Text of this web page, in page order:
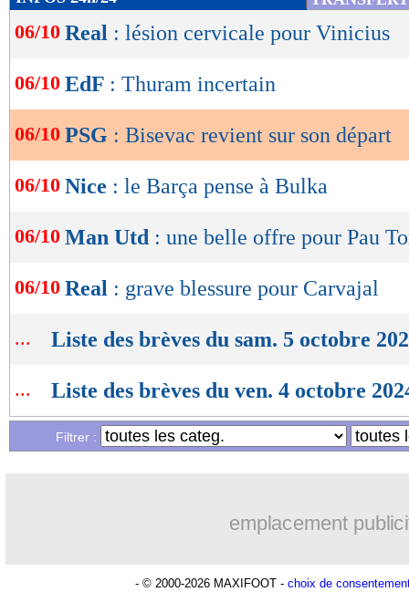
Belhassen. Après dix minutes, j'ai dit : "Je ne
l'entraînement, je pars." Plus tard, on a
bons amis", a rajouté Bisevac.
Lu 18.628 fois- Youcef Touaitia
de
lecture
OK
06/10 Real : lésion cervicale pour Vinicius
06/10 EdF : Thuram incertain
06/10 PSG : Bisevac revient sur son départ
06/10 Nice : le Barça pense à Bulka
06/10 Man Utd : une belle offre pour Pau
06/10 Real : grave blessure pour Carvajal
... Liste des brèves du sam. 5 octobre
... Liste des brèves du ven. 4 octobre
Filtrer :
emplacement
- © 2000-2026 MAXIFOOT - choix de